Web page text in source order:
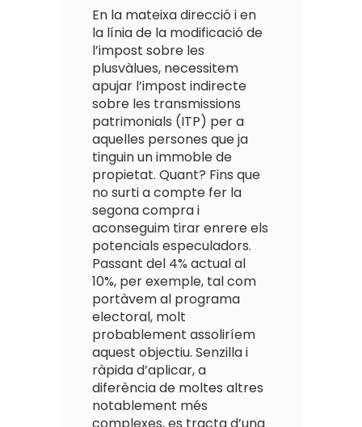
En la mateixa direcció i en
la línia de la modificació de
l’impost sobre les
plusvàlues, necessitem
apujar l’impost indirecte
sobre les transmissions
patrimonials (ITP) per a
aquelles persones que ja
tinguin un immoble de
propietat. Quant? Fins que
no surti a compte fer la
segona compra i
aconseguim tirar enrere els
potencials especuladors.
Passant del 4% actual al
10%, per exemple, tal com
portàvem al programa
electoral, molt
probablement assoliríem
aquest objectiu. Senzilla i
ràpida d’aplicar, a
diferència de moltes altres
notablement més